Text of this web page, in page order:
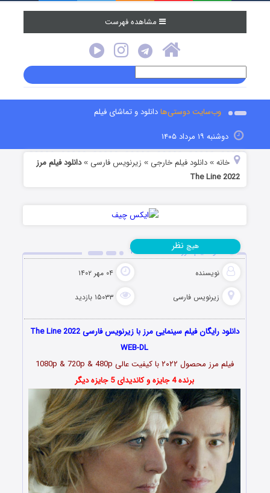
مشاهده فهرست
وب‌سایت دوستی‌هادانلود و تماشای فیلم
دوشنبه ۱۹ مرداد ۱۴۰۵
خانه »دانلود فیلم خارجی » زیرنویس فارسی »دانلود فیلم مرز
The Line 2022
دانلود فیلم مرز The Line 2022
نویسنده ۰۴ مهر ۱۴۰۲
زیرنویس فارسی ۱۵۰۳۳ بازدید
هیچ نظر
دانلود رایگان فیلم سینمایی مرز با زیرنویس فارسی The Line 2022
WEB-DL
فیلم مرز محصول
با کیفیت عالی 1080p & 720p & 480p
برنده 4 جایزه و کاندیدای 5 جایزه دیگر